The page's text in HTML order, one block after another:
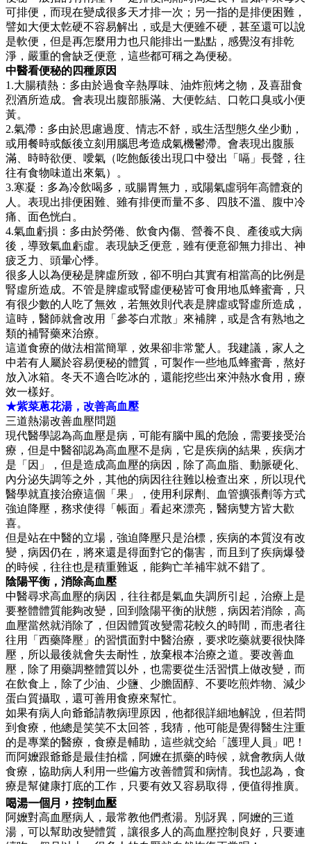
可排便，而現在變成很多天才排一次；另一指的是排便困難，
譬如大便太亁硬不容易解出，或是大便雖不硬，甚至還可以說
是軟便，但是再怎麼用力也只能排出一點點，感覺沒有排乾
淨，嚴重的會缺乏便意，這些都可稱之為便秘。
中醫看便秘的四種原因
1.大腸積熱：多由於過食辛熱厚味、油炸煎烤之物，及喜甜食
烈酒所造成。會表現出腹部脹滿、大便亁結、口乾口臭或小便
黃。
2.氣滯：多由於思慮過度、情志不舒，或生活型態久坐少動，
或用餐時或飯後立刻用腦思考造成氣機鬱滯。會表現出腹脹
滿、時時欲便、噯氣（吃飽飯後出現口中發出「嗝」長聲，往
往有食物味道出來氣）。
3.寒凝：多為冷飲喝多，或腸胃無力，或陽氣虛弱年高體衰的
人。表現出排便困難、雖有排便而量不多、四肢不溫、腹中冷
痛、面色恍白。
4.氣血虧損：多由於勞倦、飲食內傷、營養不良、產後或大病
後，導致氣血虧虛。表現缺乏便意，雖有便意卻無力排出、神
疲乏力、頭暈心悸。
很多人以為便秘是脾虛所致，卻不明白其實有相當高的比例是
腎虛所造成。不管是脾虛或腎虛便秘皆可食用地瓜蜂蜜膏，只
有很少數的人吃了無效，若無效則代表是脾虛或腎虛所造成，
這時，醫師就會改用「參苓白朮散」來補脾，或是含有熟地之
類的補腎藥來治療。
這道食療的做法相當簡單，效果卻非常驚人。我建議，家人之
中若有人屬於容易便秘的體質，可製作一些地瓜蜂蜜膏，熬好
放入冰箱。冬天不適合吃冰的，還能挖些出來沖熱水食用，療
效一樣好。
★紫菜蔥花湯，改善高血壓
三道熱湯改善血壓問題
現代醫學認為高血壓是病，可能有腦中風的危險，需要接受治
療，但是中醫卻認為高血壓不是病，它是疾病的結果，疾病才
是「因」，但是造成高血壓的病因，除了高血脂、動脈硬化、
內分泌失調等之外，其他的病因往往難以檢查出來，所以現代
醫學就直接治療這個「果」，使用利尿劑、血管擴張劑等方式
強迫降壓，務求使得「帳面」看起來漂亮，醫病雙方皆大歡
喜。
但是站在中醫的立場，強迫降壓只是治標，疾病的本質沒有改
變，病因仍在，將來還是得面對它的傷害，而且到了疾病爆發
的時候，往往也是積重難返，能夠亡羊補牢就不錯了。
陰陽平衡，消除高血壓
中醫尋求高血壓的病因，往往都是氣血失調所引起，治療上是
要整體體質能夠改變，回到陰陽平衡的狀態，病因若消除，高
血壓當然就消除了，但因體質改變需花較久的時間，而患者往
往用「西藥降壓」的習慣面對中醫治療，要求吃藥就要很快降
壓，所以最後就會失去耐性，放棄根本治療之道。要改善血
壓，除了用藥調整體質以外，也需要從生活習慣上做改變，而
在飲食上，除了少油、少鹽、少膽固醇、不要吃煎炸物、減少
蛋白質攝取，還可善用食療來幫忙。
如果有病人向爺爺請教病理原因，他都很詳細地解說，但若問
到食療，他總是笑笑不太回答，我猜，他可能是覺得醫生注重
的是專業的醫療，食療是輔助，這些就交給「護理人員」吧！
而阿嬤跟爺爺是最佳拍檔，阿嬤在抓藥的時候，就會教病人做
食療，協助病人利用一些偏方改善體質和病情。我也認為，食
療是幫健康打底的工作，只要有效又容易取得，便值得推廣。
喝湯一個月，控制血壓
阿嬤對高血壓病人，最常教他們煮湯。別訝異，阿嬤的三道
湯，可以幫助改變體質，讓很多人的高血壓控制良好，只要連